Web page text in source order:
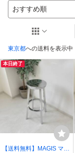
おすすめ順
東京都への送料を表示中
本日終了
【送料無料】MAGIS マジ